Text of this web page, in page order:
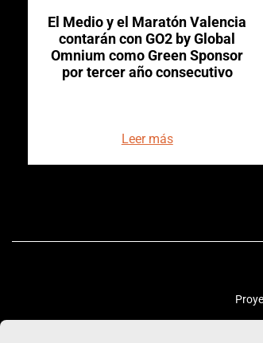
El Medio y el Maratón Valencia
contarán con GO2 by Global
Omnium como Green Sponsor
por tercer año consecutivo
Leer más